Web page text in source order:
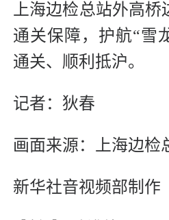
上海边检总站外高桥
通关保障，护航“雪
通关、顺利抵沪。
记者：狄春
画面来源：上海边检
新华社音视频部制作